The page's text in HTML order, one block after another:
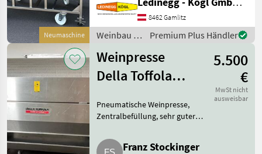
Neumaschine
Leistungsfähigkeit und
praxisgerechte Ausstattung.
Mit seiner flexiblen
Bauweise und der
Vibrationsaustr
8462 Gamlitz
Weinbau /
Premium Plus Händler
Weinpresse
Della Toffola
5.500
€
MwSt nicht
ausweisbar
Pneumatische Weinpresse,
Zentralbefüllung, sehr guter
Weinbau Kellereimaschinen
Franz Stockinger